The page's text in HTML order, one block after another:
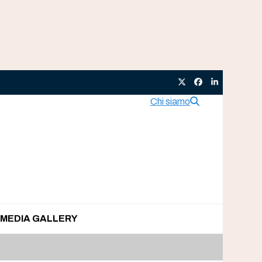
TwitterFacebook
LinkedIn
Chi siamo
MEDIA GALLERY